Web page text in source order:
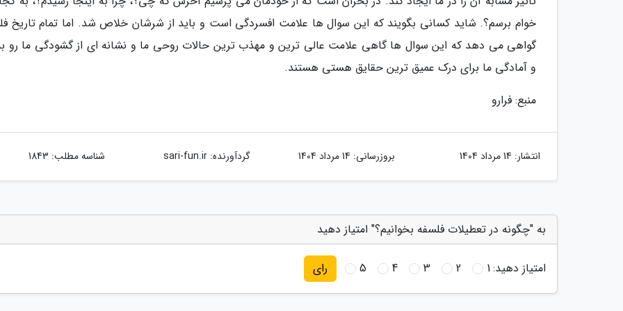
خوام برسم؟. شاید کسانی بگویند که این سوال ها علامت افسردگی است و باید از شرشان خلاص شد. اما تمام تاریخ
گواهی می دهد که این سوال ها گاهی علامت عالی ترین و مهذب ترین حالات روحی ما و نشانه ای از گشودگی ما رو
و آمادگی ما برای درک عمیق ترین حقایق هستی هستند.
منبع: فرارو
انتشار: 14 مرداد 1404 بروزرسانی: 14 مرداد 1404 گردآورنده:sari-fun.ir شناسه مطلب: 1843
به "چگونه در تعطیلات فلسفه بخوانیم؟" امتیاز دهید
امتیاز دهید:1
2
3
4
5 رای